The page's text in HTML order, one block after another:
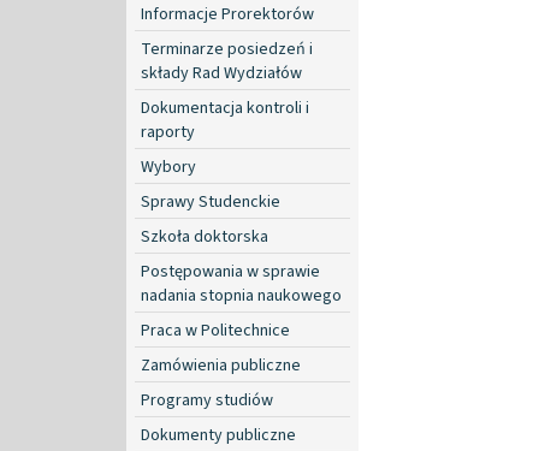
Informacje Prorektorów
Terminarze posiedzeń i
składy Rad Wydziałów
Dokumentacja kontroli i
raporty
Wybory
Sprawy Studenckie
Szkoła doktorska
Postępowania w sprawie
nadania stopnia naukowego
Praca w Politechnice
Zamówienia publiczne
Programy studiów
Dokumenty publiczne